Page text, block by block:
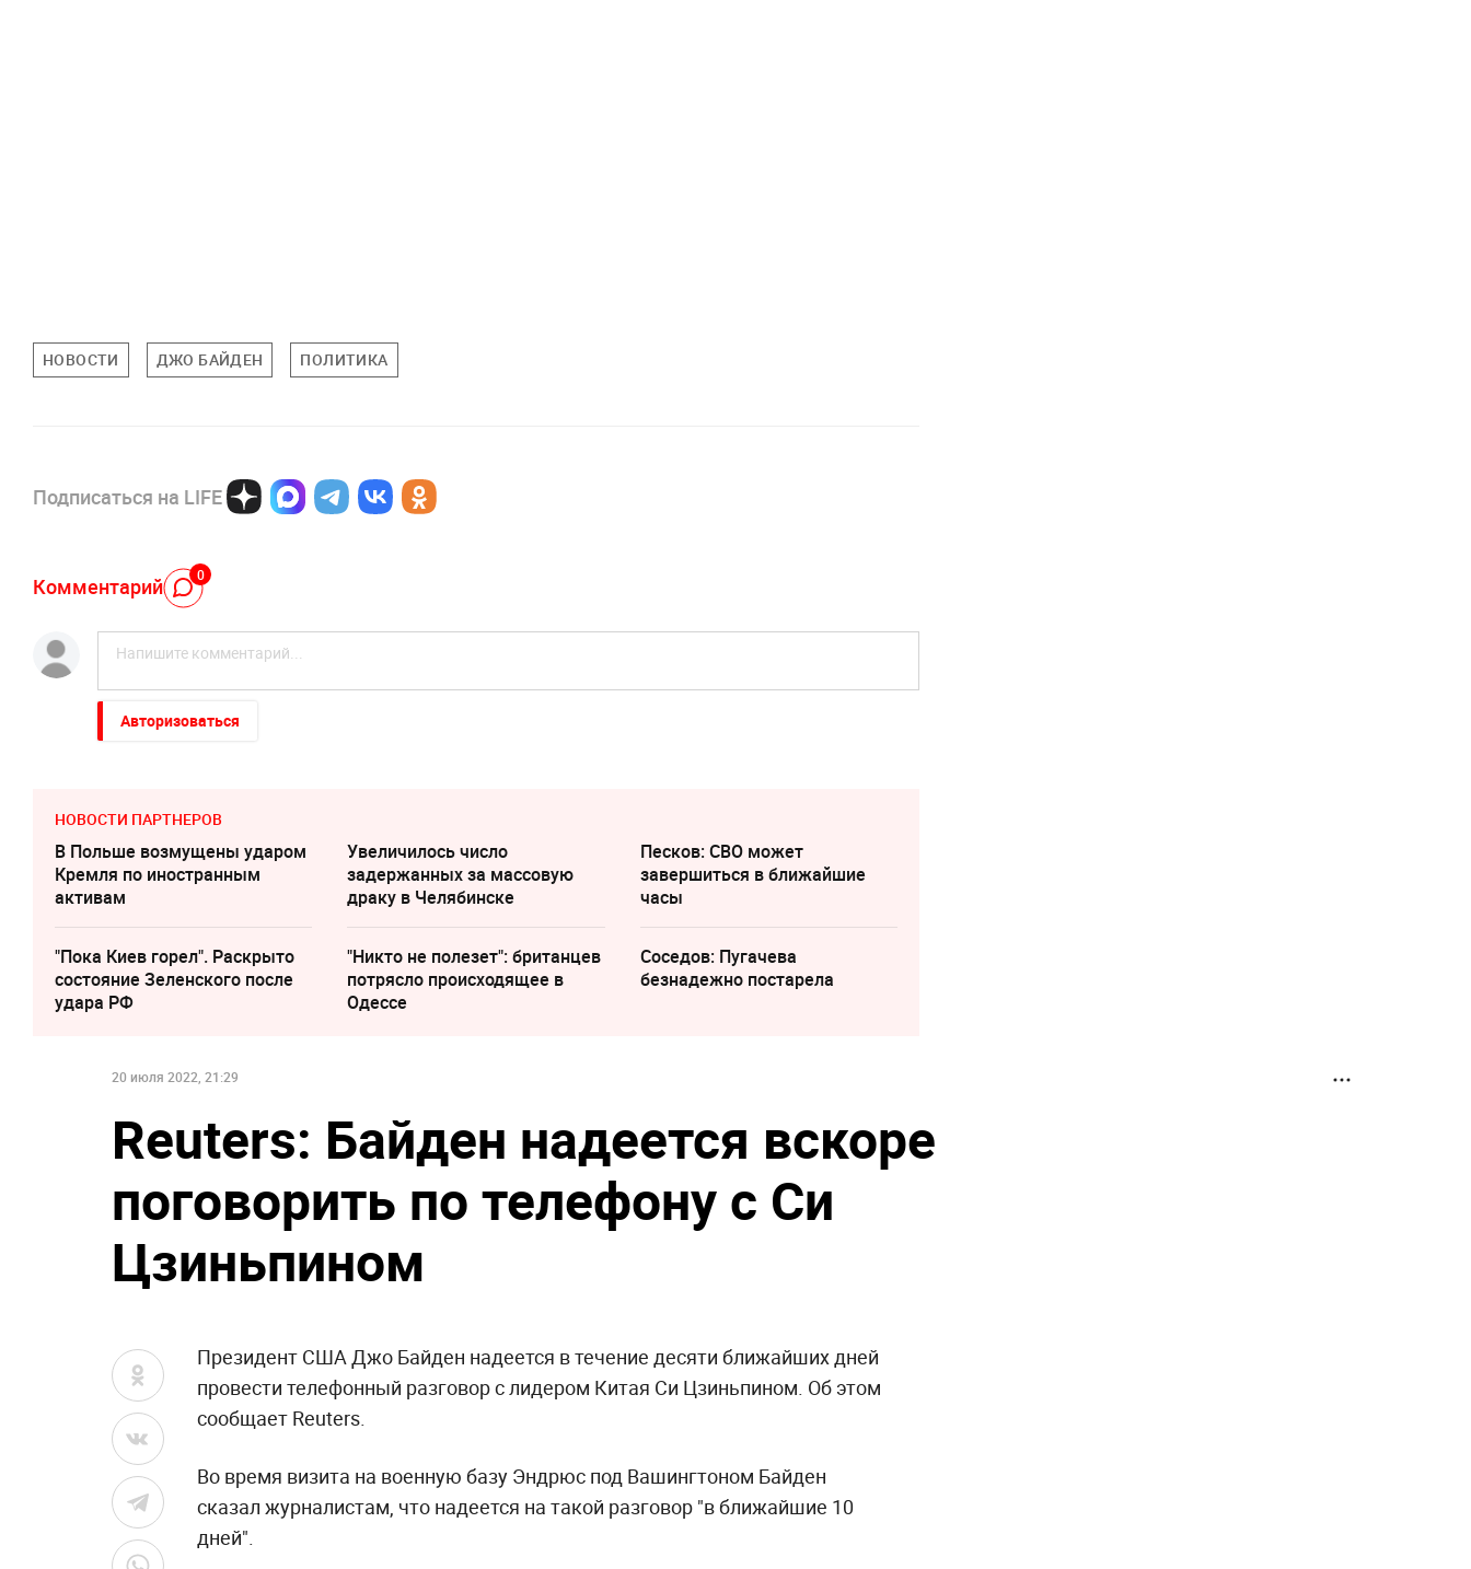
НОВОСТИ ДЖО БАЙДЕН ПОЛИТИКА
Подписаться на LIFE
Комментарий 0
Авторизоваться
НОВОСТИ ПАРТНЕРОВ
В Польше возмущены ударом
Кремля по иностранным
активам
Увеличилось число
задержанных за массовую
драку в Челябинске
Песков: СВО может
завершиться в ближайшие
часы
"Пока Киев горел". Раскрыто
состояние Зеленского после
удара РФ
"Никто не полезет": британцев
потрясло происходящее в
Одессе
Соседов: Пугачева
безнадежно постарела
20 июля 2022, 21:29
Reuters: Байден надеется вскоре
поговорить по телефону с Си
Цзиньпином
Президент США Джо Байден надеется в течение десяти ближайших дней
провести телефонный разговор с лидером Китая Си Цзиньпином. Об этом
сообщает Reuters.
Во время визита на военную базу Эндрюс под Вашингтоном Байден
сказал журналистам, что надеется на такой разговор "в ближайшие 10
дней".